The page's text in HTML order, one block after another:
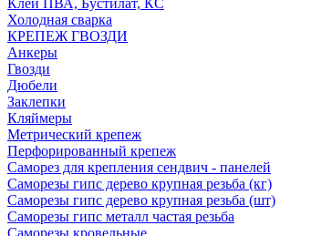
Клей ПВА, Бустилат, КС
Холодная сварка
КРЕПЕЖ ГВОЗДИ
Анкеры
Гвозди
Дюбели
Заклепки
Кляймеры
Метрический крепеж
Перфорированный крепеж
Саморез для крепления сендвич - панелей
Саморезы гипс дерево крупная резьба (кг)
Саморезы гипс дерево крупная резьба (шт)
Саморезы гипс металл частая резьба
Саморезы кровельные